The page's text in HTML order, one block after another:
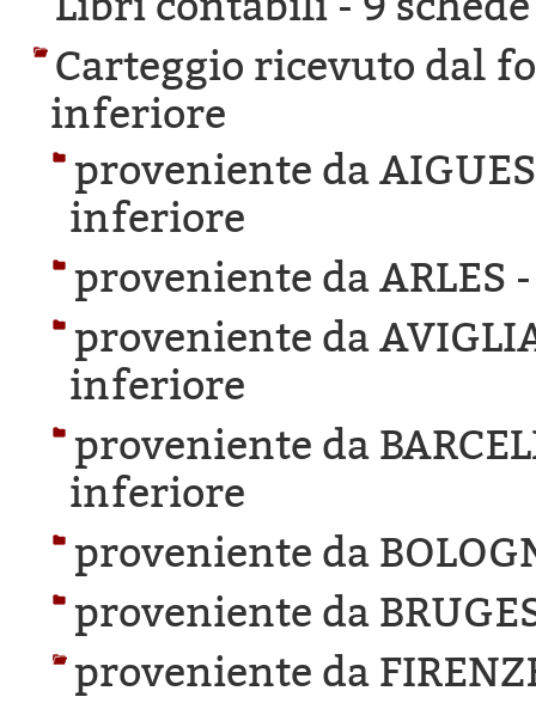
Carteggio ricevuto dal
inferiore
proveniente da
inferiore
proveniente da ARLES
proveniente da
inferiore
proveniente da
inferiore
proveniente da
proveniente da
proveniente da